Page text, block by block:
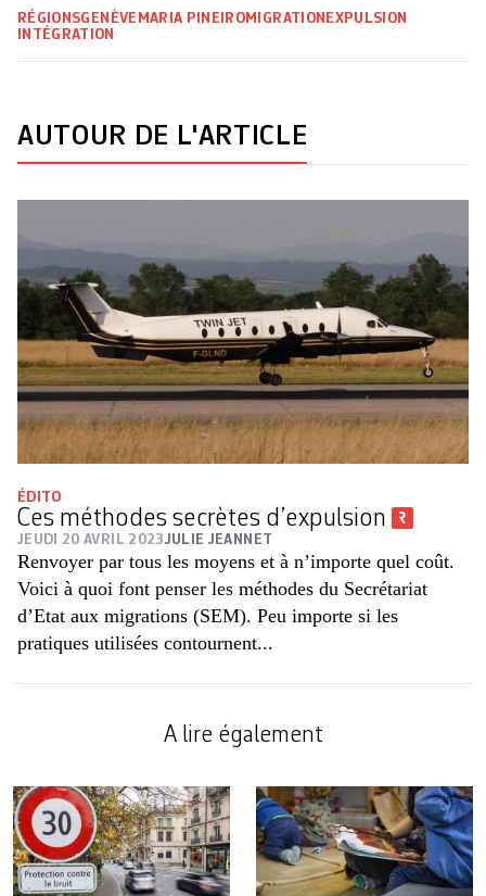
RÉGIONSGENÈVE MARIA PINEIRO MIGRATION EXPULSION
INTÉGRATION
AUTOUR DE L'ARTICLE
ÉDITO
Ces méthodes secrètes d’expulsion
JEUDI 20 AVRIL 2023JULIE JEANNET
Renvoyer par tous les moyens et à n’importe quel coût.
Voici à quoi font penser les méthodes du Secrétariat
d’Etat aux migrations (SEM). Peu importe si les
pratiques utilisées contournent...
A lire également